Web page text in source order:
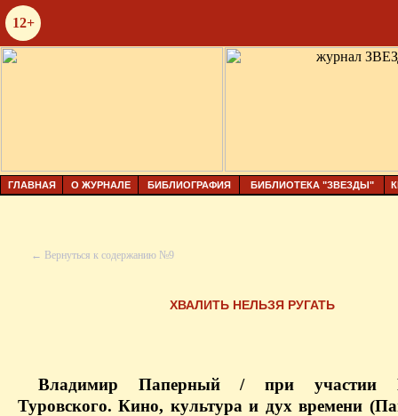
12+
ГЛАВНАЯ О ЖУРНАЛЕ БИБЛИОГРАФИЯ БИБЛИОТЕКА "ЗВЕЗДЫ"
← Вернуться к содержанию №9
ХВАЛИТЬ НЕЛЬЗЯ РУГАТЬ
Владимир Паперный / при участии
Туровского. Кино, культура и дух времени